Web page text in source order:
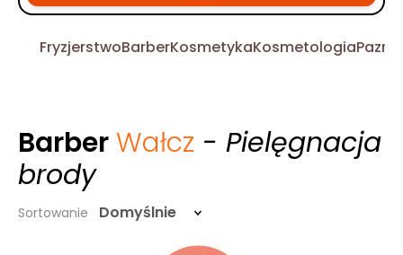
FryzjerstwoBarberKosmetykaKosmetologia
Barber Wałcz - Pielęgnacja
brody
Sortowanie Domyślnie